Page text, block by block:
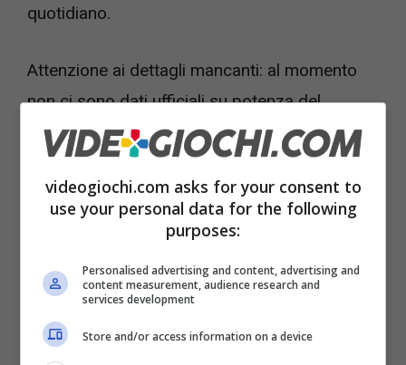
quotidiano.
Attenzione ai dettagli mancanti: al momento
non ci sono dati ufficiali su potenza del
motore, capacità dei serbatoi, accessori in
dotazione, tempi di asciugatura, prezzo e
disponibilità. Non li trovi qui perché non sono
stati comunicati. È giusto saperlo prima di
Perché la leggerezza cambia
la routine
videogiochi.com asks for your consent to
use your personal data for the following
purposes:
Personalised advertising and content, advertising and
content measurement, audience research and
services development
Store and/or access information on a device